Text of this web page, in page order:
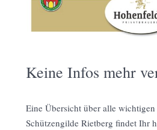
Keine Infos mehr
Eine Übersicht über alle
Schützengilde Rietberg findet Ihr